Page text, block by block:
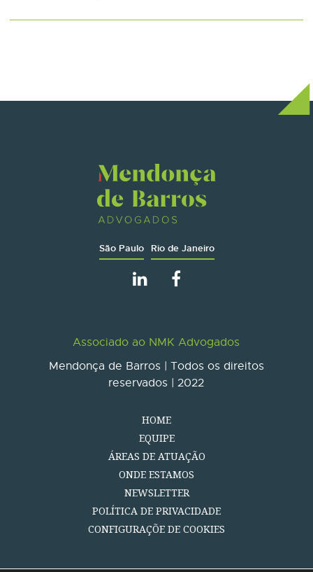
São Paulo Rio de Janeiro
Associado ao NMK Advogados
Mendonça de Barros | Todos os direitos
reservados | 2022
HOME
EQUIPE
ÁREAS DE ATUAÇÃO
ONDE ESTAMOS
NEWSLETTER
POLÍTICA DE PRIVACIDADE
CONFIGURAÇÕE DE COOKIES